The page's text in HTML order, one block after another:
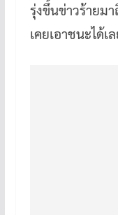
รุ่งขึ้นข่าวร้ายม
เคยเอาชนะได้เ